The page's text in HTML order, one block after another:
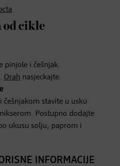
od cikle
pinjole i češnjak.
Orah nasjeckajte.
češnjakom stavite u usku
Postupno dodajte
ukusu solju, paprom i
INFORMACIJE